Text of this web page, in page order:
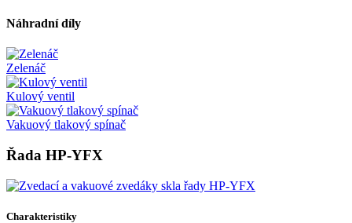
Náhradní díly
Zelenáč
Kulový ventil
Vakuový tlakový spínač
Řada HP-YFX
Charakteristiky